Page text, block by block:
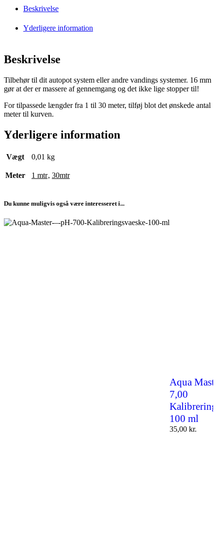
Beskrivelse
Yderligere information
Beskrivelse
Tilbehør til dit autopot system eller andre vandings systemer. 16 mm
gør at der er massere af gennemgang og det ikke lige stopper til!
For tilpassede længder fra 1 til 30 meter, tilføj blot det ønskede antal
meter til kurven.
Yderligere information
Vægt 0,01 kg
Meter 1 mtr, 30mtr
Du kunne muligvis også være interesseret i...
Aqua
7,00
100 ml
35,00 kr.